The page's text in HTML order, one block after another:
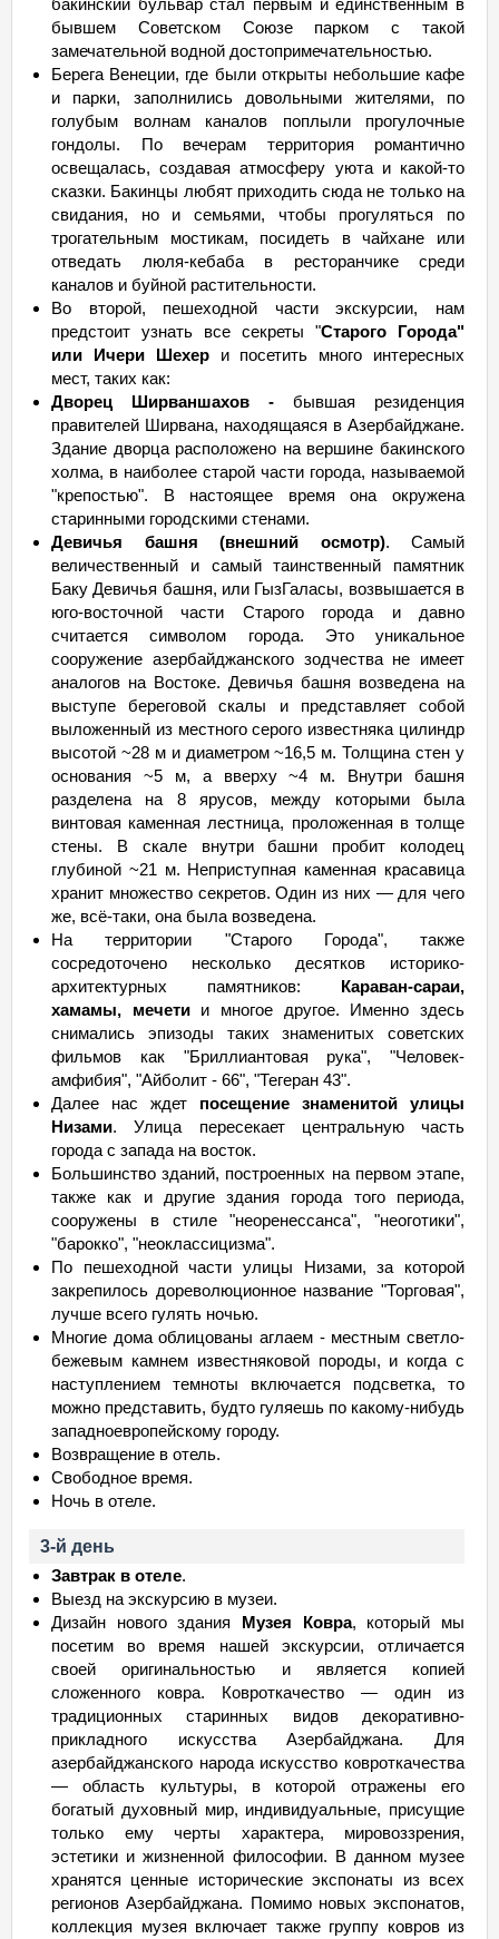
бакинский бульвар стал первым и единственным в
бывшем Советском Союзе парком с такой
замечательной водной достопримечательностью.
Берега Венеции, где были открыты небольшие кафе
и парки, заполнились довольными жителями, по
голубым волнам каналов поплыли прогулочные
гондолы. По вечерам территория романтично
освещалась, создавая атмосферу уюта и какой-то
сказки. Бакинцы любят приходить сюда не только на
свидания, но и семьями, чтобы прогуляться по
трогательным мостикам, посидеть в чайхане или
отведать люля-кебаба в ресторанчике среди
каналов и буйной растительности.
Во второй, пешеходной части экскурсии, нам
предстоит узнать все секреты "Старого Города"
или Ичери Шехери посетить много интересных
мест, таких как:
Дворец Ширваншахов - бывшая резиденция
правителей Ширвана, находящаяся в Азербайджане.
Здание дворца расположено на вершине бакинского
холма, в наиболее старой части города, называемой
"крепостью". В настоящее время она окружена
старинными городскими стенами.
Девичья башня (внешний осмотр). Самый
величественный и самый таинственный памятник
Баку Девичья башня, или ГызГаласы, возвышается в
юго-восточной части Старого города и давно
считается символом города. Это уникальное
сооружение азербайджанского зодчества не имеет
аналогов на Востоке. Девичья башня возведена на
выступе береговой скалы и представляет собой
выложенный из местного серого известняка цилиндр
высотой ~28 м и диаметром ~16,5 м. Толщина стен у
основания ~5 м, а вверху ~4 м. Внутри башня
разделена на 8 ярусов, между которыми была
винтовая каменная лестница, проложенная в толще
стены. В скале внутри башни пробит колодец
глубиной ~21 м. Неприступная каменная красавица
хранит множество секретов. Один из них — для чего
же, всё-таки, она была возведена.
На территории "Старого Города", также
сосредоточено несколько десятков историко-
архитектурных памятников: Караван-сараи,
хамамы, мечетии многое другое. Именно здесь
снимались эпизоды таких знаменитых советских
фильмов как "Бриллиантовая рука", "Человек-
амфибия", "Айболит - 66", "Тегеран 43".
Далее нас ждет посещение знаменитой улицы
Низами. Улица пересекает центральную часть
города с запада на восток.
Большинство зданий, построенных на первом этапе,
также как и другие здания города того периода,
сооружены в стиле "неоренессанса", "неоготики",
"барокко", "неоклассицизма".
По пешеходной части улицы Низами, за которой
закрепилось дореволюционное название "Торговая",
лучше всего гулять ночью.
Многие дома облицованы аглаем - местным светло-
бежевым камнем известняковой породы, и когда с
наступлением темноты включается подсветка, то
можно представить, будто гуляешь по какому-нибудь
западноевропейскому городу.
Возвращение в отель.
Свободное время.
Ночь в отеле.
3-й день
Завтрак в отеле.
Выезд на экскурсию в музеи.
Дизайн нового здания Музея Ковра, который мы
посетим во время нашей экскурсии, отличается
своей оригинальностью и является копией
сложенного ковра. Ковроткачество — один из
традиционных старинных видов декоративно-
прикладного искусства Азербайджана. Для
азербайджанского народа искусство ковроткачества
— область культуры, в которой отражены его
богатый духовный мир, индивидуальные, присущие
только ему черты характера, мировоззрения,
эстетики и жизненной философии. В данном музее
хранятся ценные исторические экспонаты из всех
регионов Азербайджана. Помимо новых экспонатов,
коллекция музея включает также группу ковров из